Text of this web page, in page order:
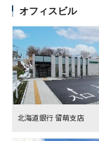
オフィスビル
北海道銀行 留萌支店